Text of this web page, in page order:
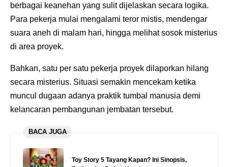
berbagai keanehan yang sulit dijelaskan secara logika.
Para pekerja mulai mengalami teror mistis, mendengar
suara aneh di malam hari, hingga melihat sosok misterius
di area proyek.
Bahkan, satu per satu pekerja proyek dilaporkan hilang
secara misterius. Situasi semakin mencekam ketika
muncul dugaan adanya praktik tumbal manusia demi
kelancaran pembangunan jembatan tersebut.
BACA JUGA
Toy Story 5 Tayang Kapan? Ini Sinopsis,